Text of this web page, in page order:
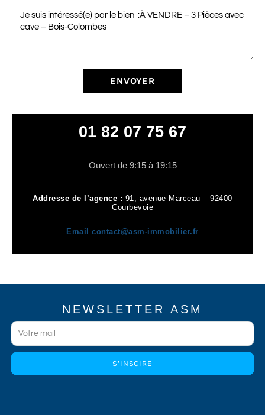
ENVOYER
01 82 07 75 67
Ouvert de 9:15 à 19:15
Addresse de l’agence : 91, avenue Marceau – 92400
Courbevoie
Emailcontact@asm-immobilier.fr
NEWSLETTER ASM
S'INSCIRE